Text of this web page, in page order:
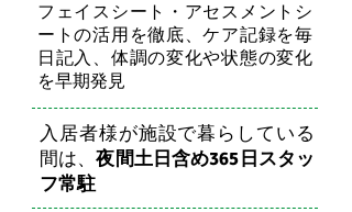
フェイスシート・アセスメントシ
ートの活用を徹底、ケア記録を毎
日記入、体調の変化や状態の変化
を早期発見
入居者様が施設で暮らしている
間は、夜間土日含め365日スタッ
フ常駐